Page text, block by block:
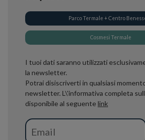
Parco Termale + Centro
Cosmesi Termale
I tuoi dati saranno utilizzati
la newsletter.
Potrai disiscriverti in qualsiasi
newsletter. L\'informativa completa
disponibile al seguente link